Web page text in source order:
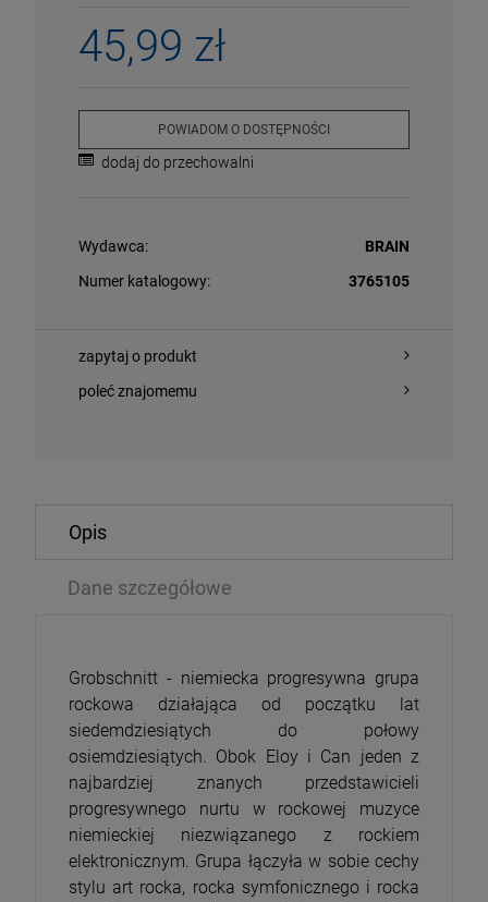
BORGIR - GRAND SERPENT RISING (DARK GREEN
164,69 zł
-15%
84,99 zł
45,99 zł
POWIADOM O DOSTĘPNOŚCI
dodaj do przechowalni
Wydawca:
BRAIN
Numer katalogowy:
3765105
zapytaj o produkt
poleć znajomemu
Opis
Dane szczegółowe
Grobschnitt - niemiecka progresywna grupa
rockowa działająca od początku lat
siedemdziesiątych do połowy
osiemdziesiątych. Obok Eloy i Can jeden z
najbardziej znanych przedstawicieli
progresywnego nurtu w rockowej muzyce
niemieckiej niezwiązanego z rockiem
elektronicznym. Grupa łączyła w sobie cechy
stylu art rocka, rocka symfonicznego i rocka